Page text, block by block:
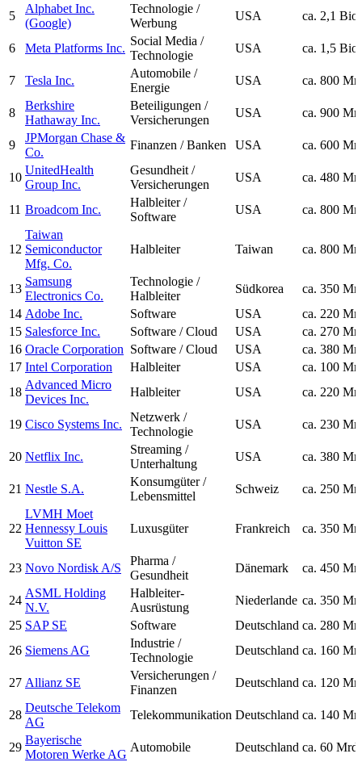
5
Alphabet Inc.
(Google)
Technologie /
Werbung
USA ca. 2,1
6 Meta Platforms Inc.
Social Media /
Technologie
USA ca. 1,5
7 Tesla Inc.
Automobile /
Energie
USA ca. 800
8
Berkshire
Hathaway Inc.
Beteiligungen /
Versicherungen
USA ca. 900
9
JPMorgan Chase &
Co.
Finanzen / Banken USA ca. 600
10
UnitedHealth
Group Inc.
Gesundheit /
Versicherungen
USA ca. 480
11 Broadcom Inc.
Halbleiter /
Software
USA ca. 800
12
Taiwan
Semiconductor
Mfg. Co.
Halbleiter Taiwan ca. 800
13
Samsung
Electronics Co.
Technologie /
Halbleiter
Südkorea
ca. 350
14 Adobe Inc. Software USA
ca. 220
15 Salesforce Inc. Software / Cloud USA
ca. 270
16 Oracle Corporation Software / Cloud USA
ca. 380
17 Intel Corporation Halbleiter USA
ca. 100
18
Advanced Micro
Devices Inc.
Halbleiter USA ca. 220
19 Cisco Systems Inc.
Netzwerk /
Technologie
USA ca. 230
20 Netflix Inc.
Streaming /
Unterhaltung
USA ca. 380
21 Nestle S.A.
Konsumgüter /
Lebensmittel
Schweiz ca. 250
22
LVMH Moet
Hennessy Louis
Vuitton SE
Luxusgüter Frankreich ca. 350
23 Novo Nordisk A/S
Pharma /
Gesundheit
Dänemark ca. 450
24
ASML Holding
N.V.
Halbleiter-
Ausrüstung
Niederlande ca. 350
25 SAP SE Software Deutschland ca. 280
26 Siemens AG
Industrie /
Technologie
Deutschland ca. 160
27 Allianz SE
Versicherungen /
Finanzen
Deutschland ca. 120
28
Deutsche Telekom
AG
Telekommunikation Deutschland ca. 140
29
Bayerische
Motoren Werke AG
Automobile Deutschland ca. 60